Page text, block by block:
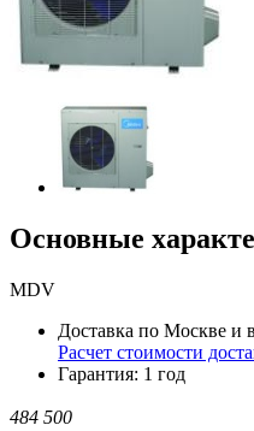
Основные
MDV
Доставка по Москве и
Расчет стоимости
Гарантия: 1 год
484 500